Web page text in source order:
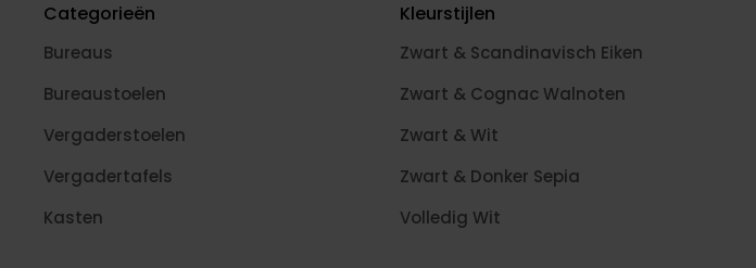
Categorieën
Bureaus
Bureaustoelen
Vergaderstoelen
Vergadertafels
Kasten
Kleurstijlen
Zwart & Scandinavisch Eiken
Zwart & Cognac Walnoten
Zwart & Wit
Zwart & Donker Sepia
Volledig Wit